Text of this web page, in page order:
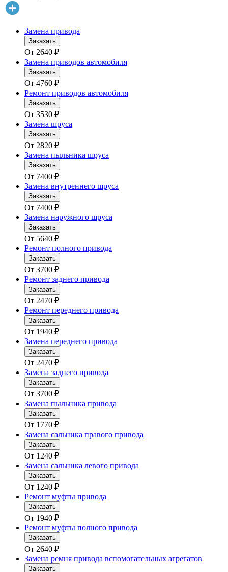
Замена привода
Заказать
От 2640 ₽
Замена приводов автомобиля
Заказать
От 4760 ₽
Ремонт приводов автомобиля
Заказать
От 3530 ₽
Замена шруса
Заказать
От 2820 ₽
Замена пыльника шруса
Заказать
От 7400 ₽
Замена внутреннего шруса
Заказать
От 7400 ₽
Замена наружного шруса
Заказать
От 5640 ₽
Ремонт полного привода
Заказать
От 3700 ₽
Ремонт заднего привода
Заказать
От 2470 ₽
Ремонт переднего привода
Заказать
От 1940 ₽
Замена переднего привода
Заказать
От 2470 ₽
Замена заднего привода
Заказать
От 3700 ₽
Замена пыльника привода
Заказать
От 1770 ₽
Замена сальника правого привода
Заказать
От 1240 ₽
Замена сальника левого привода
Заказать
От 1240 ₽
Ремонт муфты привода
Заказать
От 1940 ₽
Ремонт муфты полного привода
Заказать
От 2640 ₽
Замена ремня привода вспомогательных агрегатов
Заказать